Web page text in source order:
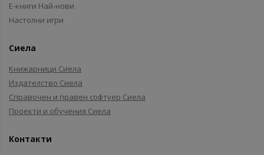
Е-книги Най-нови
Настолни игри
Сиела
Книжарници Сиела
Издателство Сиела
Справочен и правен софтуер Сиела
Проекти и обучения Сиела
Контакти